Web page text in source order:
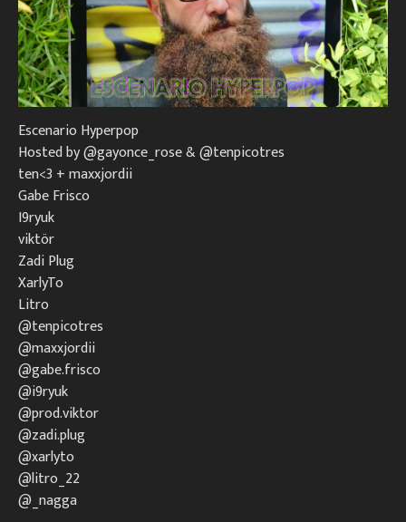
Escenario Hyperpop
Hosted by @gayonce_rose & @tenpicotres
ten<3 + maxxjordii
Gabe Frisco
I9ryuk
viktör
Zadi Plug
XarlyTo
Litro
@tenpicotres
@maxxjordii
@gabe.frisco
@i9ryuk
@prod.viktor
@zadi.plug
@xarlyto
@litro_22
@_nagga